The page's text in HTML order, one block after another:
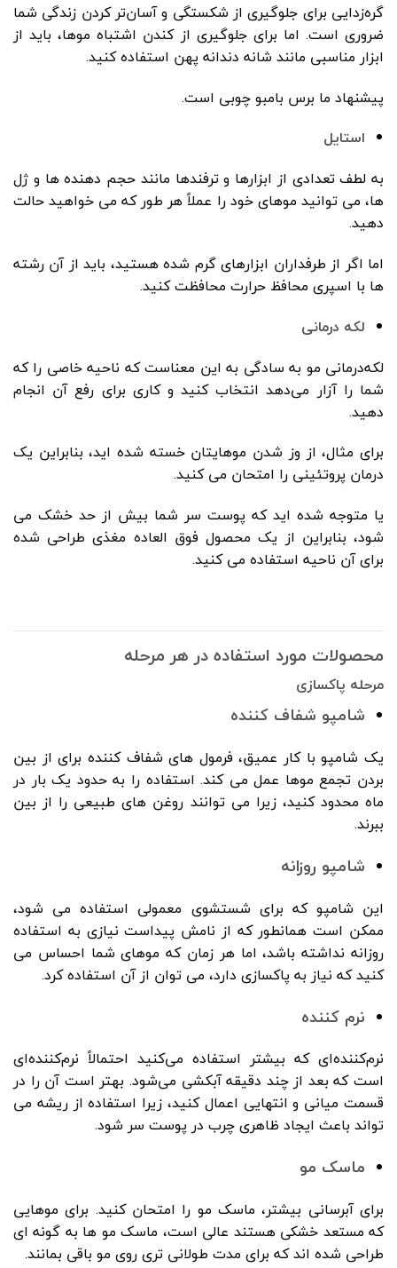
گره‌زدایی برای جلوگیری از شکستگی و آسان‌تر کردن زندگی شما
ضروری است. اما برای جلوگیری از کندن اشتباه موها، باید از
ابزار مناسبی مانند شانه دندانه پهن استفاده کنید.
پیشنهاد ما برس بامبو چوبی است.
استایل
به لطف تعدادی از ابزارها و ترفندها مانند حجم دهنده ها و ژل
ها، می توانید موهای خود را عملاً هر طور که می خواهید حالت
دهید.
اما اگر از طرفداران ابزارهای گرم شده هستید، باید از آن رشته
ها با اسپری محافظ حرارت محافظت کنید.
لکه درمانی
لکه‌درمانی مو به سادگی به این معناست که ناحیه خاصی را که
شما را آزار می‌دهد انتخاب کنید و کاری برای رفع آن انجام
دهید.
برای مثال، از وز شدن موهایتان خسته شده اید، بنابراین یک
درمان پروتئینی را امتحان می کنید.
یا متوجه شده اید که پوست سر شما بیش از حد خشک می
شود، بنابراین از یک محصول فوق العاده مغذی طراحی شده
برای آن ناحیه استفاده می کنید.
محصولات مورد استفاده در هر مرحله
مرحله پاکسازی
شامپو شفاف کننده
یک شامپو با کار عمیق، فرمول های شفاف کننده برای از بین
بردن تجمع موها عمل می کند. استفاده را به حدود یک بار در
ماه محدود کنید، زیرا می توانند روغن های طبیعی را از بین
ببرند.
شامپو روزانه
این شامپو که برای شستشوی معمولی استفاده می شود،
ممکن است همانطور که از نامش پیداست نیازی به استفاده
روزانه نداشته باشد، اما هر زمان که موهای شما احساس می
کنید که نیاز به پاکسازی دارد، می توان از آن استفاده کرد.
نرم کننده
نرم‌کننده‌ای که بیشتر استفاده می‌کنید احتمالاً نرم‌کننده‌ای
است که بعد از چند دقیقه آبکشی می‌شود. بهتر است آن را در
قسمت میانی و انتهایی اعمال کنید، زیرا استفاده از ریشه می
تواند باعث ایجاد ظاهری چرب در پوست سر شود.
ماسک مو
برای آبرسانی بیشتر، ماسک مو را امتحان کنید. برای موهایی
که مستعد خشکی هستند عالی است، ماسک مو ها به گونه ای
طراحی شده اند که برای مدت طولانی تری روی مو باقی بمانند.